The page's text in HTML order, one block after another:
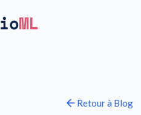
Retour à Blog